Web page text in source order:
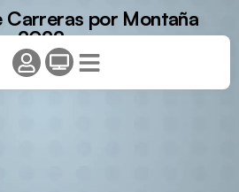
Carreras por Montaña
2022